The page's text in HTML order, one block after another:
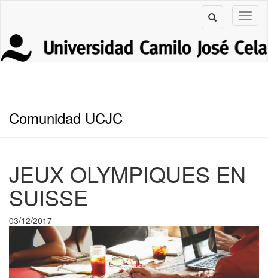
Comunidad UCJC
JEUX OLYMPIQUES EN
SUISSE
03/12/2017